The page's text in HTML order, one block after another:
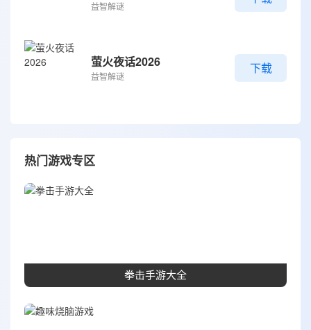
益智解谜
萤火夜话2026
益智解谜
下载
热门游戏专区
拳击手游大全